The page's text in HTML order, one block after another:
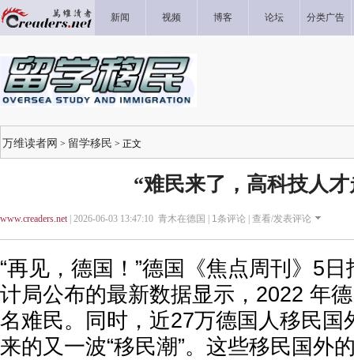
新闻 视频 博客 论坛 分类广告
万维读者网 > 留学移民 > 正文
“难民来了，高科技人才
www.creaders.net| 2026-06-03 13:47:10 青木在德国 | 1条评论 | 查看/发表评论
“再见，德国！”德国《焦点周刊》5
计局公布的最新数据显示，2022 年
名难民。同时，近27万德国人移民国
来的又一波“移民潮”。这些移民国外